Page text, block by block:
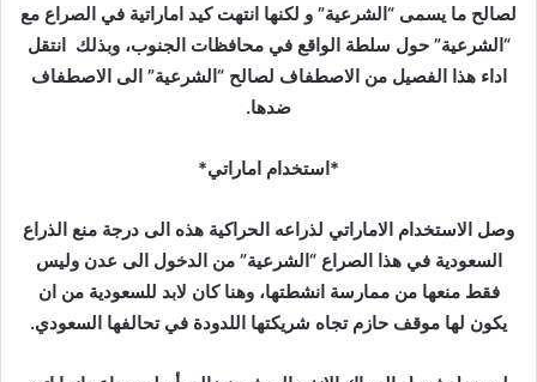
لصالح ما يسمى “الشرعية” و لكنها انتهت كيد اماراتية في الصراع مع
“الشرعية” حول سلطة الواقع في محافظات الجنوب، وبذلك انتقل
اداء هذا الفصيل من الاصطفاف لصالح “الشرعية” الى الاصطفاف
ضدها.
*استخدام اماراتي*
وصل الاستخدام الاماراتي لذراعه الحراكية هذه الى درجة منع الذراع
السعودية في هذا الصراع “الشرعية” من الدخول الى عدن وليس
فقط منعها من ممارسة انشطتها، وهنا كان لابد للسعودية من ان
يكون لها موقف حازم تجاه شريكتها اللدودة في تحالفها السعودي.